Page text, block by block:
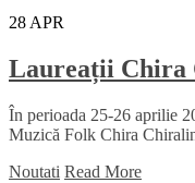
28 APR
Laureații Chira
În perioada 25-26 aprilie
Muzică Folk Chira
Noutati Read More